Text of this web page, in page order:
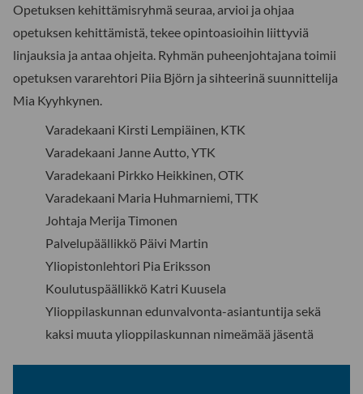
Opetuksen kehittämisryhmä seuraa, arvioi ja ohjaa
opetuksen kehittämistä, tekee opintoasioihin liittyviä
linjauksia ja antaa ohjeita. Ryhmän puheenjohtajana toimii
opetuksen vararehtori Piia Björn ja sihteerinä suunnittelija
Mia Kyyhkynen.
Varadekaani Kirsti Lempiäinen, KTK
Varadekaani Janne Autto, YTK
Varadekaani Pirkko Heikkinen, OTK
Varadekaani Maria Huhmarniemi, TTK
Johtaja Merija Timonen
Palvelupäällikkö Päivi Martin
Yliopistonlehtori Pia Eriksson
Koulutuspäällikkö Katri Kuusela
Ylioppilaskunnan edunvalvonta-asiantuntija sekä
kaksi muuta ylioppilaskunnan nimeämää jäsentä